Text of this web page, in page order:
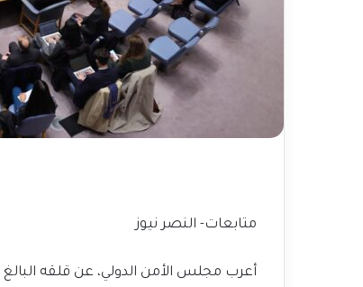
متابعات- النصر نيوز
أعرب مجلس الأمن الدولي، عن قلقه